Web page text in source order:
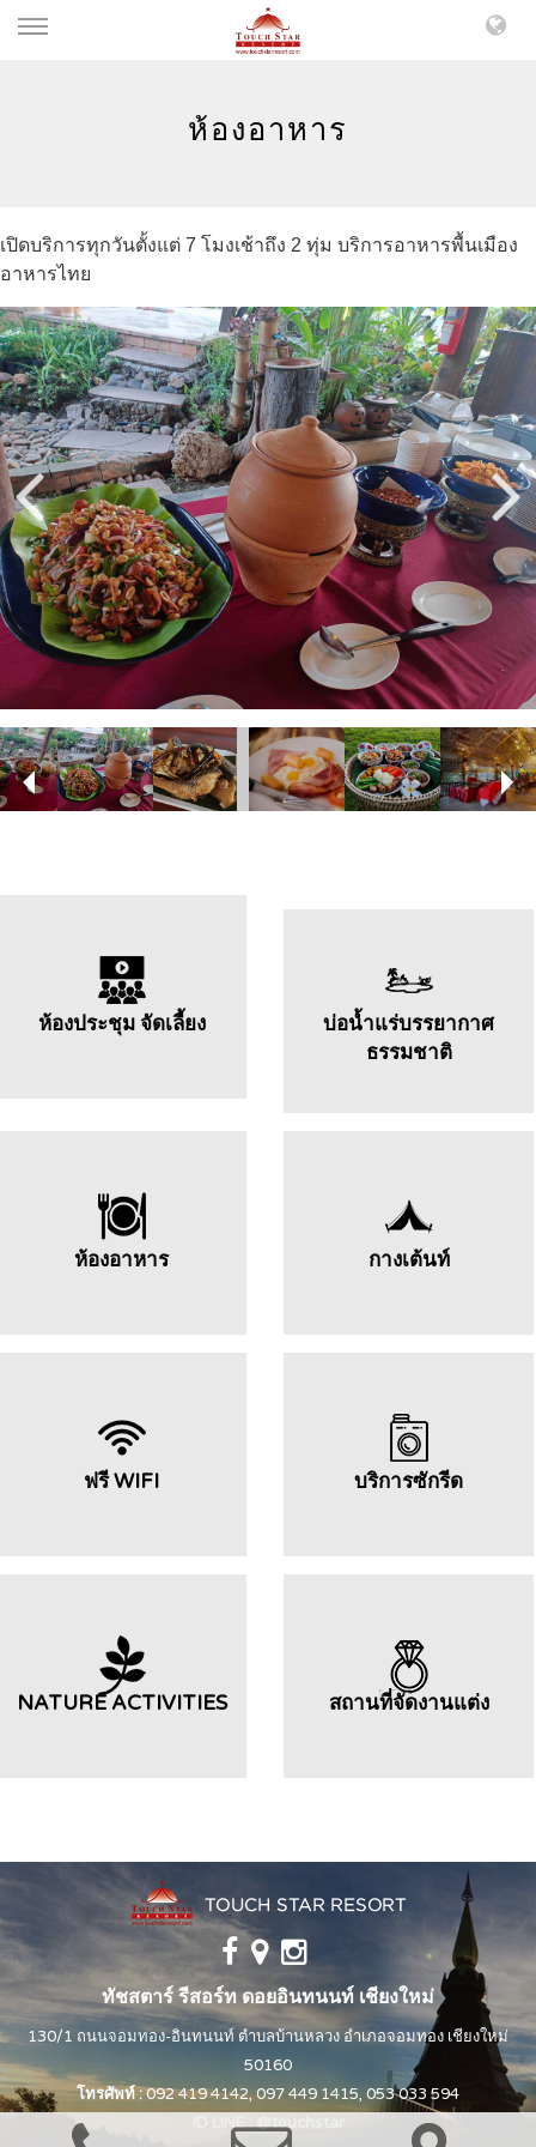
ห้องอาหาร
เปิดบริการทุกวันตั้งแต่ 7 โมงเช้าถึง 2 ทุ่ม บริการอาหารพื้นเมือง
อาหารไทย
ห้องประชุม จัดเลี้ยง
บ่อน้ำแร่บรรยากาศ
ธรรมชาติ
ห้องอาหาร กางเต้นท์
ฟรี WIFI บริการซักรีด
NATURE ACTIVITIES สถานที่จัดงานแต่ง
ทัชสตาร์ รีสอร์ท ดอยอินทนนท์ เชียงใหม่
130/1 ถนนจอมทอง-อินทนนท์ ตำบลบ้านหลวง อำเภอจอมทอง เชียงใหม่
50160
โทรศัพท์ :092 419 4142,097 449 1415, 053 033 594
ID LINE :@touchstar